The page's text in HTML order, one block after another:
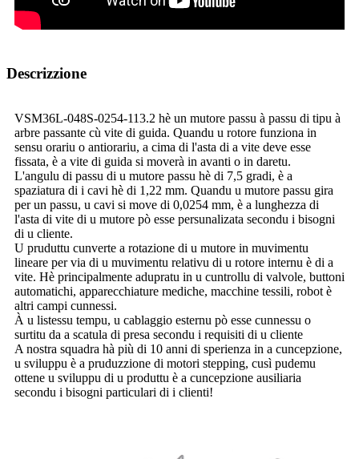
Descrizzione
VSM36L-048S-0254-113.2 hè un mutore passu à passu di tipu à
arbre passante cù vite di guida. Quandu u rotore funziona in
sensu orariu o antiorariu, a cima di l'asta di a vite deve esse
fissata, è a vite di guida si moverà in avanti o in daretu.
L'angulu di passu di u mutore passu hè di 7,5 gradi, è a
spaziatura di i cavi hè di 1,22 mm. Quandu u mutore passu gira
per un passu, u cavi si move di 0,0254 mm, è a lunghezza di
l'asta di vite di u mutore pò esse persunalizata secondu i bisogni
di u cliente.
U pruduttu cunverte a rotazione di u mutore in muvimentu
lineare per via di u muvimentu relativu di u rotore internu è di a
vite. Hè principalmente adupratu in u cuntrollu di valvole, buttoni
automatichi, apparecchiature mediche, macchine tessili, robot è
altri campi cunnessi.
À u listessu tempu, u cablaggio esternu pò esse cunnessu o
surtitu da a scatula di presa secondu i requisiti di u cliente
A nostra squadra hà più di 10 anni di sperienza in a cuncepzione,
u sviluppu è a pruduzzione di motori stepping, cusì pudemu
ottene u sviluppu di u produttu è a cuncepzione ausiliaria
secondu i bisogni particulari di i clienti!